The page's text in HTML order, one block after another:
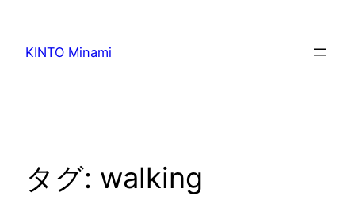
KINTO Minami
タグ: walking